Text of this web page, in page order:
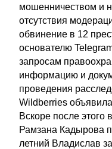
мошенничеством и
отсутствия
обвинение в 12
основателю
запросам
информацию и
проведения
Wildberries
Вскоре после этого
Рамзана Кадырова
летний Владислав